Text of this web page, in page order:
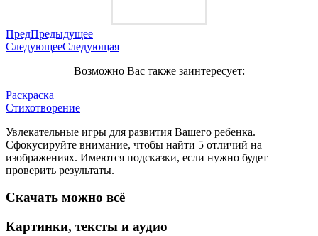
ПредПредыдущее
СледующееСледующая
Возможно Вас также заинтересует:
Раскраска
Стихотворение
Увлекательные игры для развития Вашего ребенка.
Сфокусируйте внимание, чтобы найти 5 отличий на
изображениях. Имеются подсказки, если нужно будет
проверить результаты.
Скачать можно всё
Картинки, тексты и аудио